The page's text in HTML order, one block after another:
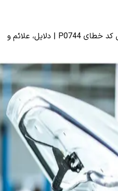
راهنمای جامع عیب یابی کد خطای P0744 | دلایل، علائم و